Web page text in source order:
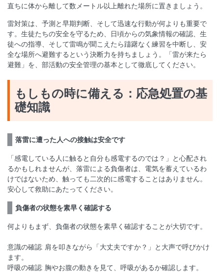
直ちに体から離して数メートル以上離れた場所に置きましょう。
雷対策は、予測と早期判断、そして迅速な行動が何よりも重要で
す。生徒たちの安全を守るため、日頃からの気象情報の確認、生
徒への指導、そして雷鳴が聞こえたら躊躇なく練習を中断し、安
全な場所へ避難するという決断力を持ちましょう。「雷が来たら
避難」を、部活動の安全管理の基本として徹底してください。
もしもの時に備える：応急処置の基
礎知識
落雷に遭った人への接触は安全です
「感電している人に触ると自分も感電するのでは？」と心配され
るかもしれませんが、落雷による負傷者は、電気を蓄えているわ
けではないため、触っても二次的に感電することはありません。
安心して救助にあたってください。
負傷者の状態を素早く確認する
何よりもまず、負傷者の状態を素早く確認することが大切です。
意識の確認: 肩を叩きながら「大丈夫ですか？」と大声で呼びかけ
ます。
呼吸の確認: 胸やお腹の動きを見て、呼吸があるか確認します。